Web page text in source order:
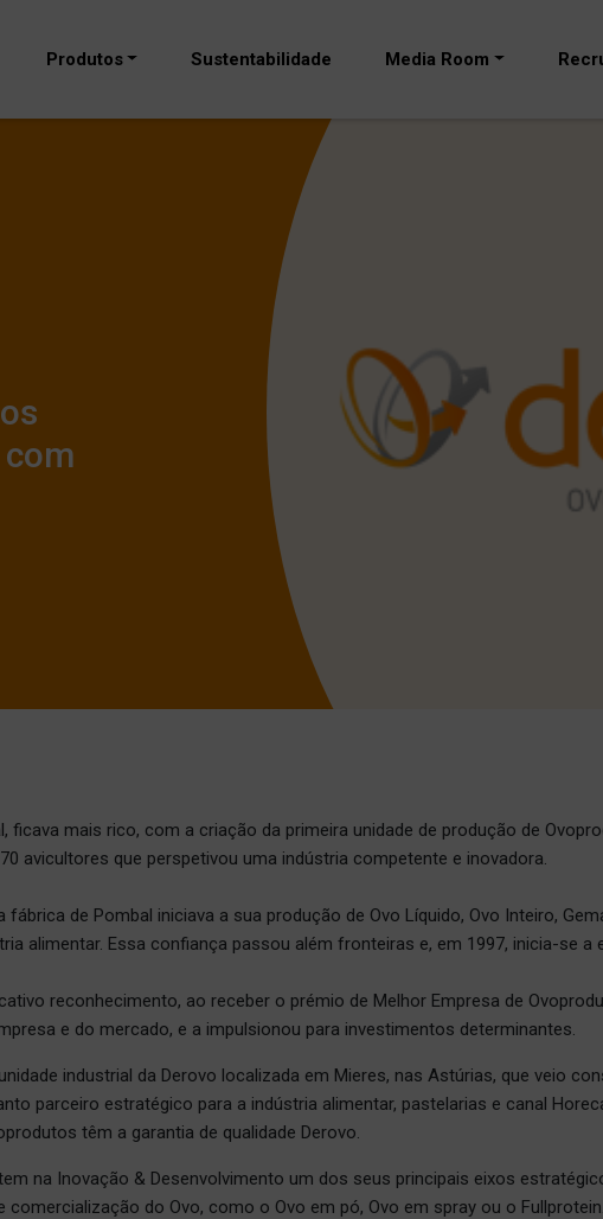
Produtos Sustentabilidade Media Room
ficava mais rico, com a criação da primeira unidade de produção de
avicultores que perspetivou uma indústria competente e inovadora.
de Pombal iniciava a sua produção de Ovo Líquido, Ovo Inteiro,
alimentar. Essa confiança passou além fronteiras e, em 1997, inicia-se a
reconhecimento, ao receber o prémio de Melhor Empresa de
e do mercado, e a impulsionou para investimentos determinantes.
industrial da Derovo localizada em Mieres, nas Astúrias, que veio
parceiro estratégico para a indústria alimentar, pastelarias e canal
têm a garantia de qualidade Derovo.
na Inovação & Desenvolvimento um dos seus principais eixos
do Ovo, como o Ovo em pó, Ovo em spray ou o Fullprotein.